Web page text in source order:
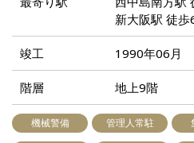
新大阪駅 徒歩
竣工 1990年06月
階層 地上9階
機械警備 管理人常駐